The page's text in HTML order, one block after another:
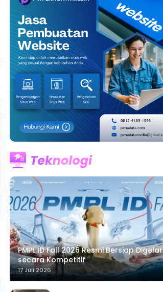
PMPL ID Fall 2026 Resmi Bersiap Digelar
secara Kompetitif
17 Juli 2026